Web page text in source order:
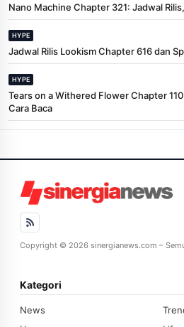
Nano Machine Chapter 321: Jadwal
HYPE
Jadwal Rilis Lookism Chapter 616 dan
HYPE
Tears on a Withered Flower Chapter
Cara Baca
Copyright © 2026 sinergianews.com –
Kategori
News